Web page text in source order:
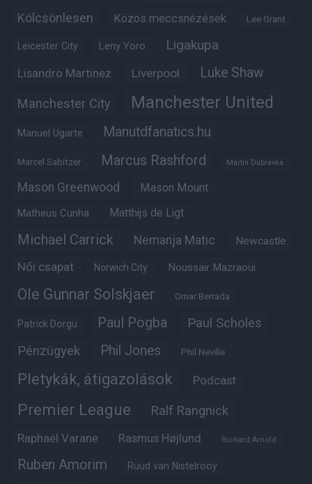
Kölcsönlesen Közös meccsnézések Lee Grant
Leicester City Leny Yoro Ligakupa
Lisandro Martinez Liverpool Luke Shaw
Manchester City Manchester United
Manuel Ugarte Manutdfanatics.hu
Marcel Sabitzer Marcus Rashford Martin Dubravka
Mason Greenwood Mason Mount
Matheus Cunha Matthijs de Ligt
Michael Carrick Nemanja Matic Newcastle
Női csapat Norwich City Noussair Mazraoui
Ole Gunnar Solskjaer Omar Berrada
Patrick Dorgu Paul Pogba Paul Scholes
Pénzügyek Phil Jones Phil Neville
Pletykák, átigazolások Podcast
Premier League Ralf Rangnick
Raphaël Varane Rasmus Højlund Richard Arnold
Ruben Amorim Ruud van Nistelrooy